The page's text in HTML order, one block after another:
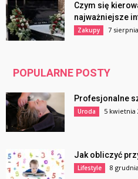
Czym się
najważniejsze
Zakupy 7
POPULARNE POSTY
Profesjonalne
Uroda 5 kwietnia
Jak obliczyć
Lifestyle 8